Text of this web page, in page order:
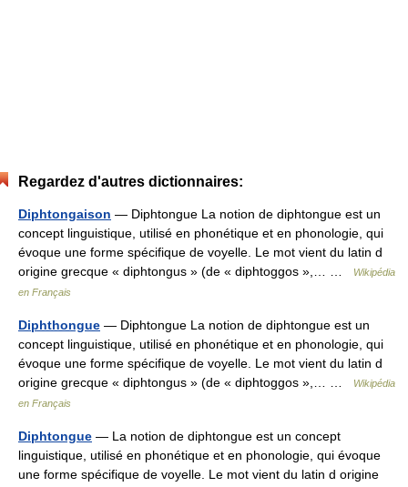
Regardez d'autres dictionnaires:
Diphtongaison — Diphtongue La notion de diphtongue est un
concept linguistique, utilisé en phonétique et en phonologie, qui
évoque une forme spécifique de voyelle. Le mot vient du latin d
origine grecque « diphtongus » (de « diphtoggos »,… …
Wikipédia
en Français
Diphthongue — Diphtongue La notion de diphtongue est un
concept linguistique, utilisé en phonétique et en phonologie, qui
évoque une forme spécifique de voyelle. Le mot vient du latin d
origine grecque « diphtongus » (de « diphtoggos »,… …
Wikipédia
en Français
Diphtongue — La notion de diphtongue est un concept
linguistique, utilisé en phonétique et en phonologie, qui évoque
une forme spécifique de voyelle. Le mot vient du latin d origine